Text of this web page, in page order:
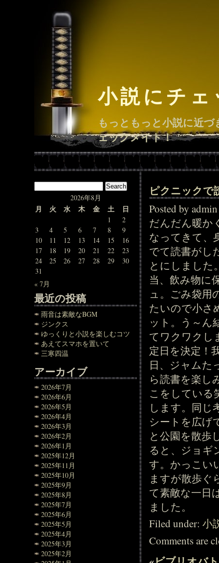
小説にチ
もっともっと小説に近
ェックメイト！
2026年8月
月 火 水 木 金 土 日
1
2
3
4 5 6 7 8
9
10
11 12 13 14 15
16
17
18 19 20 21 22
23
24
25 26 27 28 29
30
31
« 7月
最近の投稿
雨音は素敵なBGM
ジンクス
ゆっくりと小説を楽しむコツ
あえてスマホを置いて
三寒四温
アーカイブ
2026年7月
2026年6月
2026年5月
2026年4月
2026年3月
2026年2月
2026年1月
2025年12月
2025年11月
2025年10月
2025年9月
2025年8月
2025年7月
2025年6月
2025年5月
2025年4月
2025年3月
2025年2月
ピクニックで
Posted by
だんだん暖か
なってきて、
でて読書がし
とにしました
当、飲み物に
ュ。ごみ袋用
たいので小さ
ット。う～ん
てワクワクし
定日を決定！
日、ジャムた
ら読書を楽し
こをしている
します。同じ
シートを広げ
と公園を散歩
ると、ジョギ
す。かっこい
ますが散歩ぐ
て素敵な一日
ました。
Filed under:小
Comments are